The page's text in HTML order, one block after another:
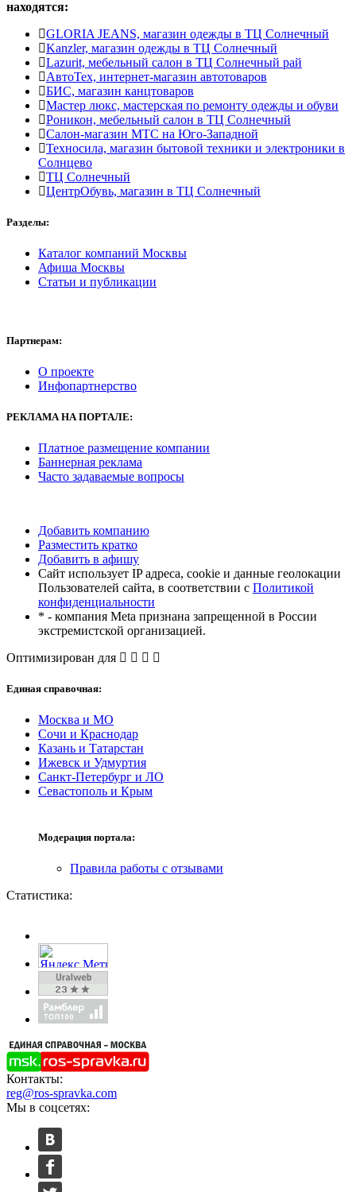
находятся:
GLORIA JEANS, магазин одежды в ТЦ Солнечный
Kanzler, магазин одежды в ТЦ Солнечный
Lazurit, мебельный салон в ТЦ Солнечный рай
АвтоТех, интернет-магазин автотоваров
БИС, магазин канцтоваров
Мастер люкс, мастерская по ремонту одежды и обуви
Роникон, мебельный салон в ТЦ Солнечный
Салон-магазин МТС на Юго-Западной
Техносила, магазин бытовой техники и электроники в
Солнцево
ТЦ Солнечный
ЦентрОбувь, магазин в ТЦ Солнечный
Разделы:
Каталог компаний Москвы
Афиша Москвы
Статьи и публикации
Партнерам:
О проекте
Инфопартнерство
РЕКЛАМА НА ПОРТАЛЕ:
Платное размещение компании
Баннерная реклама
Часто задаваемые вопросы
Добавить компанию
Разместить кратко
Добавить в афишу
Сайт использует IP адреса, cookie и данные геолокации
Пользователей сайта, в соответствии с Политикой
конфиденциальности
* - компания Meta признана запрещенной в России
экстремистской организацией.
Оптимизирован для
Единая справочная:
Москва и МО
Сочи и Краснодар
Казань и Татарстан
Ижевск и Удмуртия
Санкт-Петербург и ЛО
Севастополь и Крым
Модерация портала:
Правила работы с отзывами
Статистика:
Контакты:
reg@ros-spravka.com
Мы в соцсетях: